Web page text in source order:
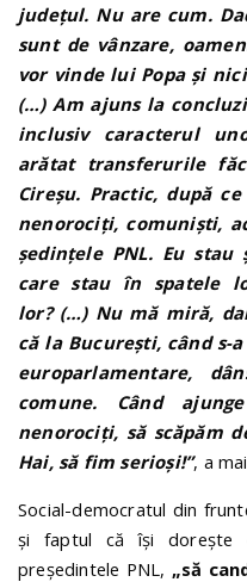
județul. Nu are cum.
sunt de vânzare,
vor vinde lui Popa și
(…) Am ajuns la
inclusiv caracterul
arătat transferurile
Cireșu. Practic, după
nenorociți, comuniști,
ședințele PNL. Eu
care stau în spatele
lor? (…) Nu mă miră,
că la București, când s-
europarlamentare,
comune. Când
nenorociți, să scăpăm
Hai, să fim serioși!”, a
Social-democratul din
și faptul că își dorește
președintele PNL, „să